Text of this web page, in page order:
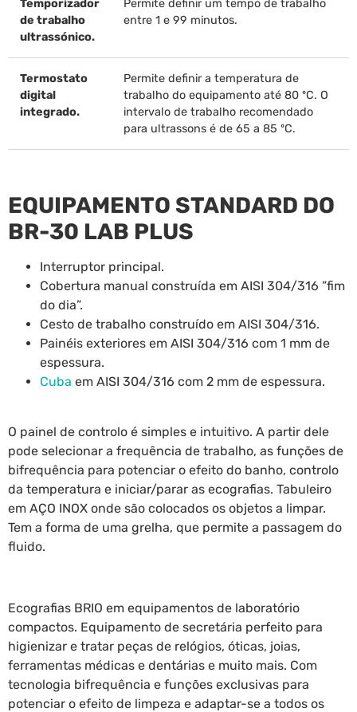
Temporizador
de trabalho
ultrassónico.
Permite definir um tempo de trabalho
entre 1 e 99 minutos.
Termostato
digital
integrado.
Permite definir a temperatura de
trabalho do equipamento até 80 ºC. O
intervalo de trabalho recomendado
para ultrassons é de 65 a 85 ºC.
EQUIPAMENTO STANDARD DO
BR-30 LAB PLUS
Interruptor principal.
Cobertura manual construída em AISI 304/316 ”fim
do dia”.
Cesto de trabalho construído em AISI 304/316.
Painéis exteriores em AISI 304/316 com 1 mm de
espessura.
Cuba em AISI 304/316 com 2 mm de espessura.
O painel de controlo é simples e intuitivo. A partir dele
pode selecionar a frequência de trabalho, as funções de
bifrequência para potenciar o efeito do banho, controlo
da temperatura e iniciar/parar as ecografias. Tabuleiro
em AÇO INOX onde são colocados os objetos a limpar.
Tem a forma de uma grelha, que permite a passagem do
fluido.
Ecografias BRIO em equipamentos de laboratório
compactos. Equipamento de secretária perfeito para
higienizar e tratar peças de relógios, óticas, joias,
ferramentas médicas e dentárias e muito mais. Com
tecnologia bifrequência e funções exclusivas para
potenciar o efeito de limpeza e adaptar-se a todos os